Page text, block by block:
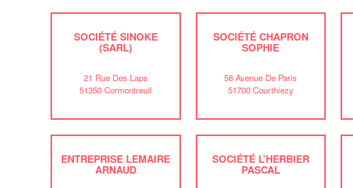
SOCIÉTÉ SINOKE
(SARL)
21 Rue Des Laps
51350 Cormontreuil
SOCIÉTÉ CHAPRON
SOPHIE
58 Avenue De Paris
51700 Courthiezy
ENTREPRISE LEMAIRE
ARNAUD
SOCIÉTÉ L’HERBIER
PASCAL